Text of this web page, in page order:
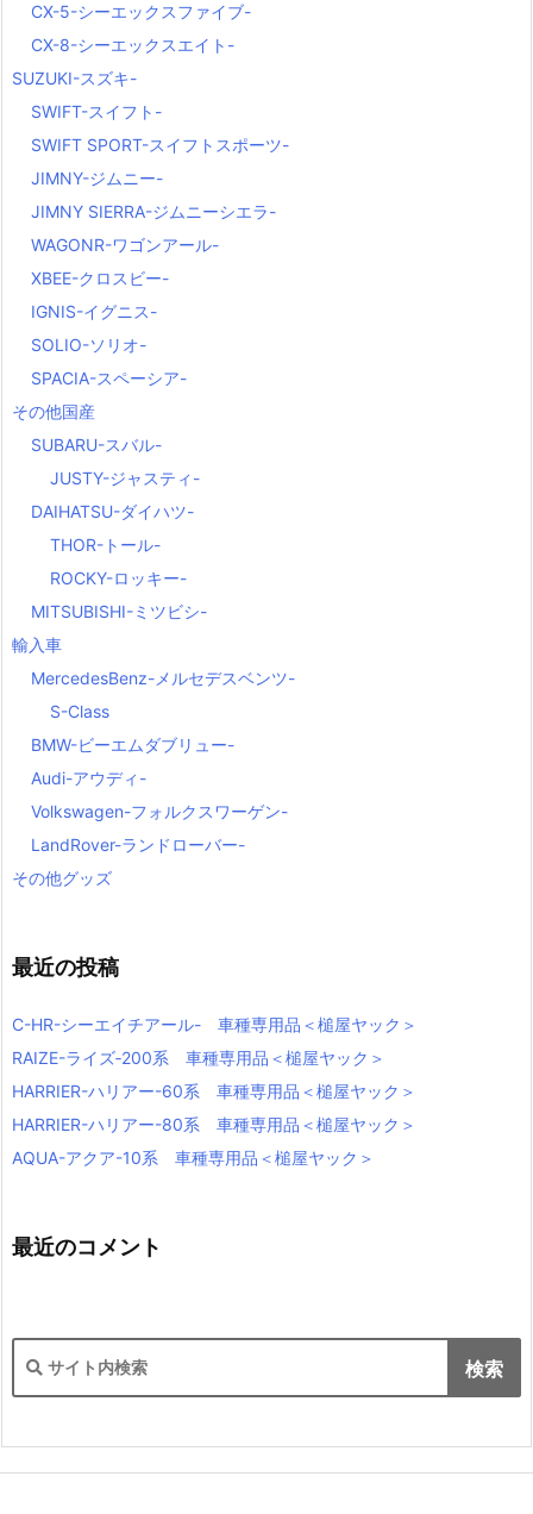
CX-5-シーエックスファイブ-
CX-8-シーエックスエイト-
SUZUKI-スズキ-
SWIFT-スイフト-
SWIFT SPORT-スイフトスポーツ-
JIMNY-ジムニー-
JIMNY SIERRA-ジムニーシエラ-
WAGONR-ワゴンアール-
XBEE-クロスビー-
IGNIS-イグニス-
SOLIO-ソリオ-
SPACIA-スペーシア-
その他国産
SUBARU-スバル-
JUSTY-ジャスティ-
DAIHATSU-ダイハツ-
THOR-トール-
ROCKY-ロッキー-
MITSUBISHI-ミツビシ-
輸入車
MercedesBenz-メルセデスベンツ-
S-Class
BMW-ビーエムダブリュー-
Audi-アウディ-
Volkswagen-フォルクスワーゲン-
LandRover-ランドローバー-
その他グッズ
最近の投稿
C-HR-シーエイチアール- 車種専用品＜槌屋ヤック＞
RAIZE-ライズ‐200系 車種専用品＜槌屋ヤック＞
HARRIER-ハリアー-60系 車種専用品＜槌屋ヤック＞
HARRIER-ハリアー-80系 車種専用品＜槌屋ヤック＞
AQUA-アクア-10系 車種専用品＜槌屋ヤック＞
最近のコメント